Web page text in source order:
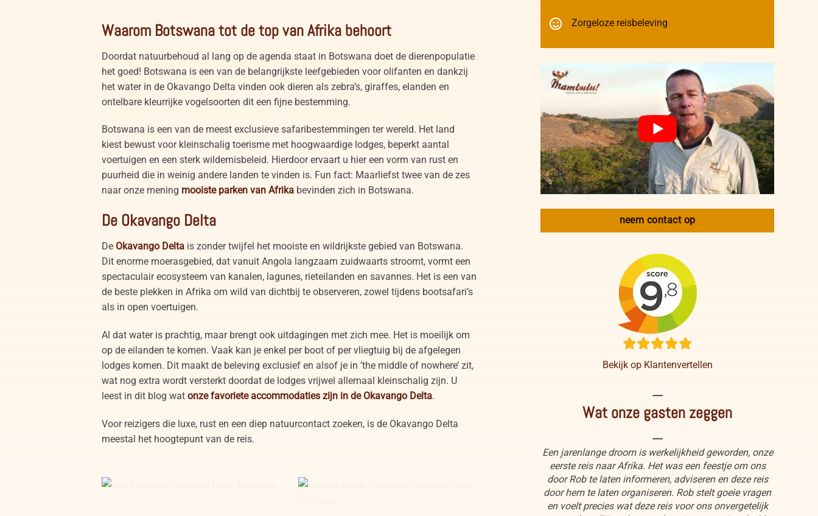
Waarom Botswana tot de top van Afrika behoort
Doordat natuurbehoud al lang op de agenda staat in Botswana doet de dierenpopulatie
het goed! Botswana is een van de belangrijkste leefgebieden voor olifanten en dankzij
het water in de Okavango Delta vinden ook dieren als zebra’s, giraffes, elanden en
ontelbare kleurrijke vogelsoorten dit een fijne bestemming.
Botswana is een van de meest exclusieve safaribestemmingen ter wereld. Het land
kiest bewust voor kleinschalig toerisme met hoogwaardige lodges, beperkt aantal
voertuigen en een sterk wildernisbeleid. Hierdoor ervaart u hier een vorm van rust en
puurheid die in weinig andere landen te vinden is. Fun fact: Maarliefst twee van de zes
naar onze mening mooiste parken van Afrika bevinden zich in Botswana.
De Okavango Delta
De Okavango Deltais zonder twijfel het mooiste en wildrijkste gebied van Botswana.
Dit enorme moerasgebied, dat vanuit Angola langzaam zuidwaarts stroomt, vormt een
spectaculair ecosysteem van kanalen, lagunes, rieteilanden en savannes. Het is een van
de beste plekken in Afrika om wild van dichtbij te observeren, zowel tijdens bootsafari’s
als in open voertuigen.
Al dat water is prachtig, maar brengt ook uitdagingen met zich mee. Het is moeilijk om
op de eilanden te komen. Vaak kan je enkel per boot of per vliegtuig bij de afgelegen
lodges komen. Dit maakt de beleving exclusief en alsof je in ’the middle of nowhere’ zit,
wat nog extra wordt versterkt doordat de lodges vrijwel allemaal kleinschalig zijn. U
leest in dit blog wat onze favoriete accommodaties zijn in de Okavango Delta.
Voor reizigers die luxe, rust en een diep natuurcontact zoeken, is de Okavango Delta
meestal het hoogtepunt van de reis.
Zorgeloze reisbeleving
neem contact op
Bekijk op Klantenvertellen
----
Wat onze gasten zeggen
----
Een jarenlange droom is werkelijkheid geworden, onze
eerste reis naar Afrika. Het was een feestje om ons
door Rob te laten informeren, adviseren en deze reis
door hem te laten organiseren. Rob stelt goeie vragen
en voelt precies wat deze reis voor ons onvergetelijk